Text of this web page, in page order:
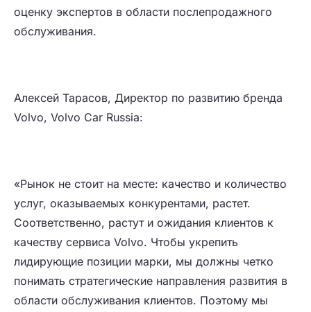
оценку экспертов в области послепродажного
обслуживания.
Алексей Тарасов, Директор по развитию бренда
Volvo, Volvo Car Russia:
«Рынок не стоит на месте: качество и количество
услуг, оказываемых конкурентами, растет.
Соответственно, растут и ожидания клиентов к
качеству сервиса Volvo. Чтобы укрепить
лидирующие позиции марки, мы должны четко
понимать стратегические направления развития в
области обслуживания клиентов. Поэтому мы